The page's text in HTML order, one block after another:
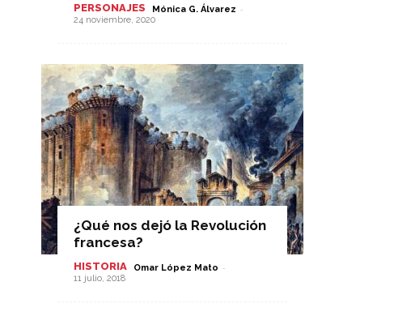
PERSONAJES Mónica G. Álvarez -
24 noviembre, 2020
¿Qué nos dejó la Revolución
francesa?
HISTORIA Omar López Mato -
11 julio, 2018